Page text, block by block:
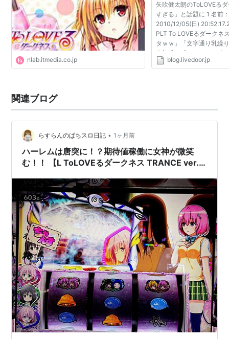
ぼ
nlab.itmedia.co.jp
矢吹健太朗のToLOVEる
すぎる」と話題に 1 名前
2010/12/05(日)
PLT To LOVEるダーク
タｗｗ」「文字通り乳繰
太朗氏の「ToLOVEるダ
掲載した「ジャンプ SQ.
blog.livedoor.jp
関連ブログ
らすらんのぱちスロ日記 • 1ヶ月前
ハーレムは唐突に！？期待値稼働に女神が微笑
む！！ 【L ToLOVEるダークネス TRANCE ver.